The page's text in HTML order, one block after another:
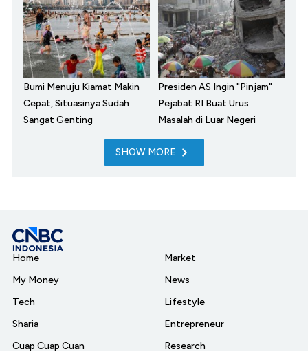
Bumi Menuju Kiamat Makin
Cepat, Situasinya Sudah
Sangat Genting
Presiden AS Ingin "Pinjam"
Pejabat RI Buat Urus
Masalah di Luar Negeri
SHOW MORE
Home
My Money
Tech
Sharia
Cuap Cuap Cuan
Market
News
Lifestyle
Entrepreneur
Research